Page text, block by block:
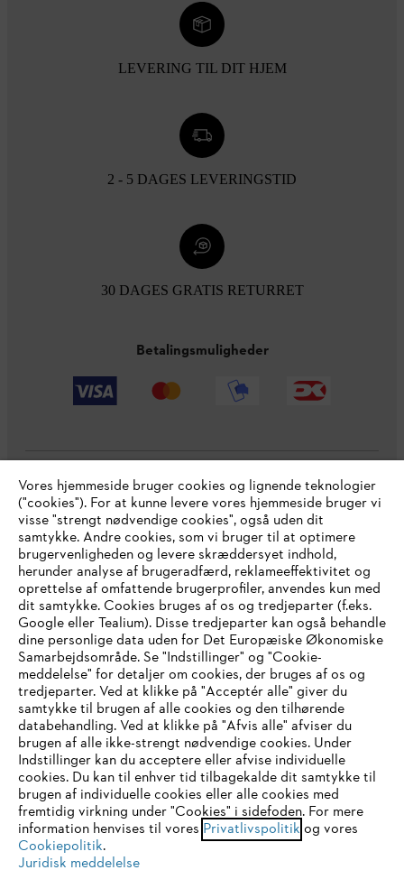
LEVERING TIL DIT HJEM
2 - 5 DAGES LEVERINGSTID
30 DAGES GRATIS RETURRET
Betalingsmuligheder
Virksomheden
STIHL FAQ
Service
Generelle vilkår og betingelser Privatlivspolitik
Juridisk meddelelse Cookies
Juridisk information
IHR BROWSER WIRD NICHT
UNTERSTÜTZT
Sie nutzen einen Browser, den wir noch nicht unterstützen. Für
eine optimale Nutzung unserer Seite empfehlen wir Ihnen, zu
einem der folgenden Browser zu wechseln:
Vores hjemmeside bruger cookies og lignende teknologier
("cookies"). For at kunne levere vores hjemmeside bruger vi
visse "strengt nødvendige cookies", også uden dit
samtykke. Andre cookies, som vi bruger til at optimere
brugervenligheden og levere skræddersyet indhold,
herunder analyse af brugeradfærd, reklameeffektivitet og
oprettelse af omfattende brugerprofiler, anvendes kun med
dit samtykke. Cookies bruges af os og tredjeparter (f.eks.
Google eller Tealium). Disse tredjeparter kan også behandle
dine personlige data uden for Det Europæiske Økonomiske
Samarbejdsområde. Se "Indstillinger" og "Cookie-
meddelelse" for detaljer om cookies, der bruges af os og
tredjeparter. Ved at klikke på "Acceptér alle" giver du
samtykke til brugen af alle cookies og den tilhørende
databehandling. Ved at klikke på "Afvis alle" afviser du
brugen af alle ikke-strengt nødvendige cookies. Under
Indstillinger kan du acceptere eller afvise individuelle
cookies. Du kan til enhver tid tilbagekalde dit samtykke til
brugen af individuelle cookies eller alle cookies med
fremtidig virkning under "Cookies" i sidefoden. For mere
information henvises til vores Privatlivspolitik og vores
Cookiepolitik.
Juridisk meddelelse